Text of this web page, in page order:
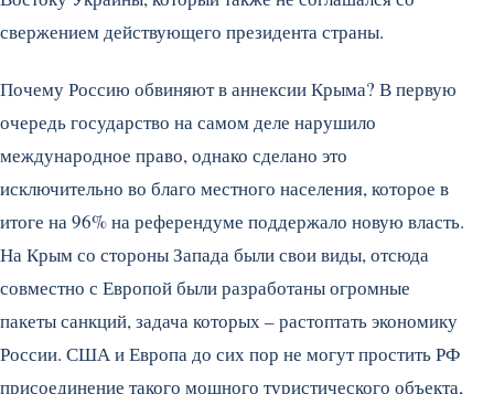
свержением действующего президента страны.
Почему Россию обвиняют в аннексии Крыма? В первую
очередь государство на самом деле нарушило
международное право, однако сделано это
исключительно во благо местного населения, которое в
итоге на 96% на референдуме поддержало новую власть.
На Крым со стороны Запада были свои виды, отсюда
совместно с Европой были разработаны огромные
пакеты санкций, задача которых – растоптать экономику
России. США и Европа до сих пор не могут простить РФ
присоединение такого мощного туристического объекта,